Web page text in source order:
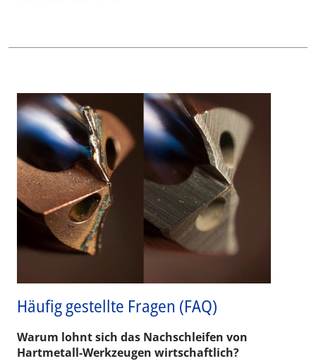
Häufig gestellte Fragen (FAQ)
Warum lohnt sich das Nachschleifen von
Hartmetall-Werkzeugen wirtschaftlich?